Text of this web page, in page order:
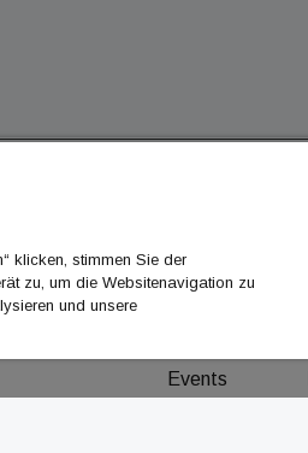
BUILDINGTIMES
Events
klicken, stimmen Sie der
zu, um die Websitenavigation zu
und unsere